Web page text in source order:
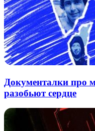
Документалки про
разобьют сердце